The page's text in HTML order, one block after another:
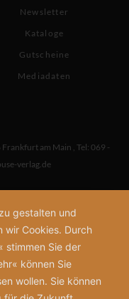
Newsletter
Kataloge
Gutscheine
Mediadaten
Frankfurt am Main , Tel: 069 -
verlag.de
gestalten und
wir Cookies. Durch
stimmen Sie der
können Sie
wollen. Sie können